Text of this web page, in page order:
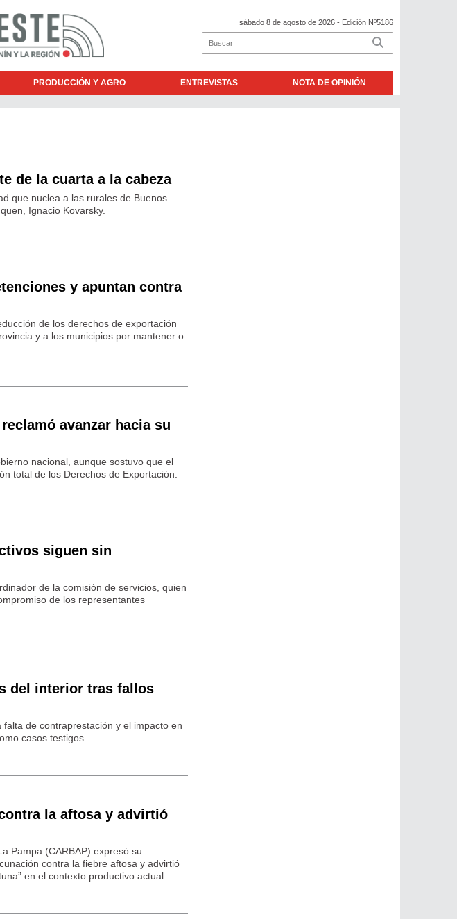
sábado 8 de agosto de 2026 - Edición Nº5186
PRODUCCIÓN Y AGRO ENTREVISTAS NOTA DE OPINIÓN
de la cuarta a la cabeza
que nuclea a las rurales de Buenos
Ignacio Kovarsky.
y apuntan contra
de los derechos de exportación
y a los municipios por mantener o
avanzar hacia su
nacional, aunque sostuvo que el
total de los Derechos de Exportación.
siguen sin
de la comisión de servicios, quien
de los representantes
del interior tras fallos
de contraprestación y el impacto en
casos testigos.
la aftosa y advirtió
Pampa (CARBAP) expresó su
contra la fiebre aftosa y advirtió
en el contexto productivo actual.